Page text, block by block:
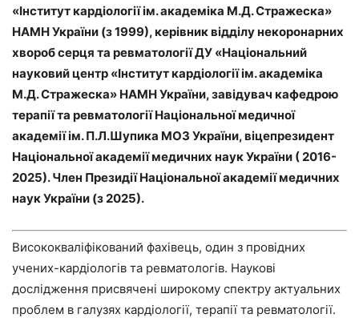
«Інститут кардіології ім. академіка М.Д. Стражеска»
НАМН України (з 1999), керівник відділу некоронарних
хвороб серця та ревматології ДУ «Національний
науковий центр «Інститут кардіології ім. академіка
М.Д. Стражеска» НАМН України, завідувач кафедрою
терапії та ревматології Національної медичної
академії ім. П.Л.Шупика МОЗ України, віцепрезидент
Національної академії медичних наук України ( 2016-
2025). Член Президії Національної академії медичних
наук України (з 2025).
Висококваліфікований фахівець, один з провідних
учених-кардіологів та ревматологів. Наукові
дослідження присвячені широкому спектру актуальних
проблем в галузях кардіології, терапії та ревматології.